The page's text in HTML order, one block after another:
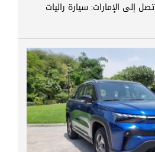
تويوتا GR Yaris 2026 تصل إلى الإمارات: سيارة راليات